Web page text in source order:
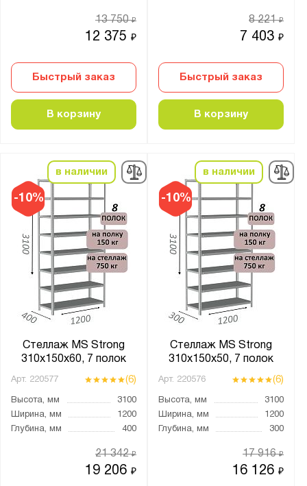
12 375₽
13 750₽
Быстрый заказ
В корзину
7 403₽
8 221₽
Быстрый заказ
В корзину
-10%
в наличии
Стеллаж MS Strong
310х150х60, 7 полок
Арт. 220577 (6)
Высота, мм
3100
Ширина, мм
1200
Глубина, мм
400
19 206₽
21 342₽
-10%
в наличии
Стеллаж MS Strong
310х150х50, 7 полок
Арт. 220576 (6)
Высота, мм
3100
Ширина, мм
1200
Глубина, мм
300
16 126₽
17 916₽
Перфорированная
Сплошная
Болтовое
Винтами и самозатягивающимися гайками
Зацепы + фиксаторы
Кронштейны
На зацепах
На клипсах
Страна производства:
Диком
Диполь
Металл-Завод